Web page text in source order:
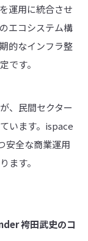
運用に統合させ
エコシステム構
的なインフラ整
です。
、民間セクター
います。ispace
安全な商業運用
ます。
袴田武史のコ